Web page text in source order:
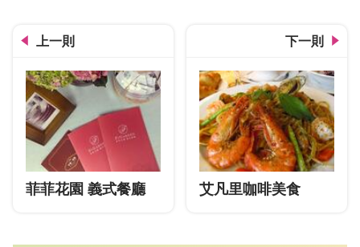
上一則
菲菲花園 義式餐廳
下一則
艾凡里咖啡美食